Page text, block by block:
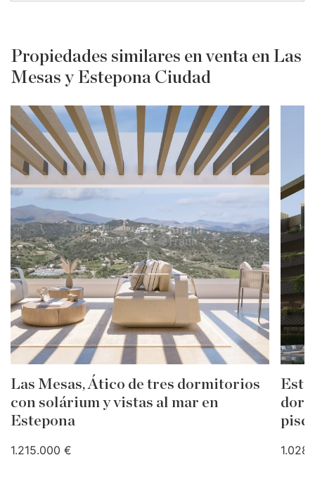
Propiedades similares en venta en Las
Mesas y Estepona Ciudad
Las Mesas, Ático de tres dormitorios
con solárium y vistas al mar en
Estepona
1.215.000 €